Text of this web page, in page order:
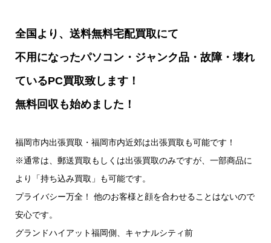
全国より、送料無料宅配買取にて
不用になったパソコン・ジャンク品・故障・壊れ
ているPC買取致します！
無料回収も始めました！
福岡市内出張買取・福岡市内近郊は出張買取も可能です！
※通常は、郵送買取もしくは出張買取のみですが、一部商品に
より「持ち込み買取」も可能です。
プライバシー万全！ 他のお客様と顔を合わせることはないので
安心です。
グランドハイアット福岡側、キャナルシティ前